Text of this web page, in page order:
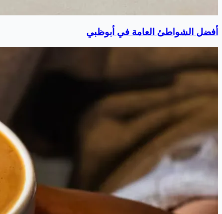
أفضل الشواطئ العامة في أبوظبي